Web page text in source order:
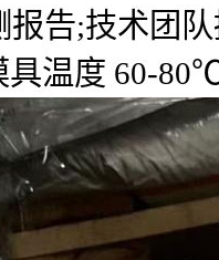
报告;技术团
温度 60-